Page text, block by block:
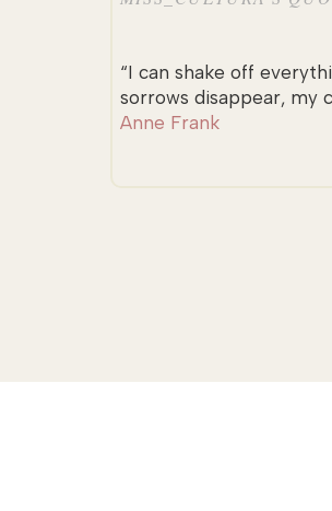
“I can shake off
sorrows disappear, my
Anne Frank